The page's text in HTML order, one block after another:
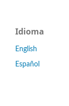
Idioma
English
Español